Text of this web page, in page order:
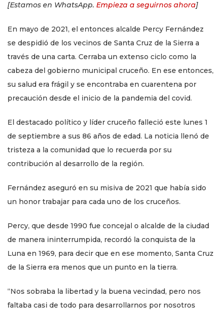
[Estamos en WhatsApp. Empieza a seguirnos ahora]
En mayo de 2021, el entonces alcalde Percy Fernández
se despidió de los vecinos de Santa Cruz de la Sierra a
través de una carta. Cerraba un extenso ciclo como la
cabeza del gobierno municipal cruceño. En ese entonces,
su salud era frágil y se encontraba en cuarentena por
precaución desde el inicio de la pandemia del covid.
El destacado político y líder cruceño falleció este lunes 1
de septiembre a sus 86 años de edad. La noticia llenó de
tristeza a la comunidad que lo recuerda por su
contribución al desarrollo de la región.
Fernández aseguró en su misiva de 2021 que había sido
un honor trabajar para cada uno de los cruceños.
Percy, que desde 1990 fue concejal o alcalde de la ciudad
de manera ininterrumpida, recordó la conquista de la
Luna en 1969, para decir que en ese momento, Santa Cruz
de la Sierra era menos que un punto en la tierra.
“Nos sobraba la libertad y la buena vecindad, pero nos
faltaba casi de todo para desarrollarnos por nosotros